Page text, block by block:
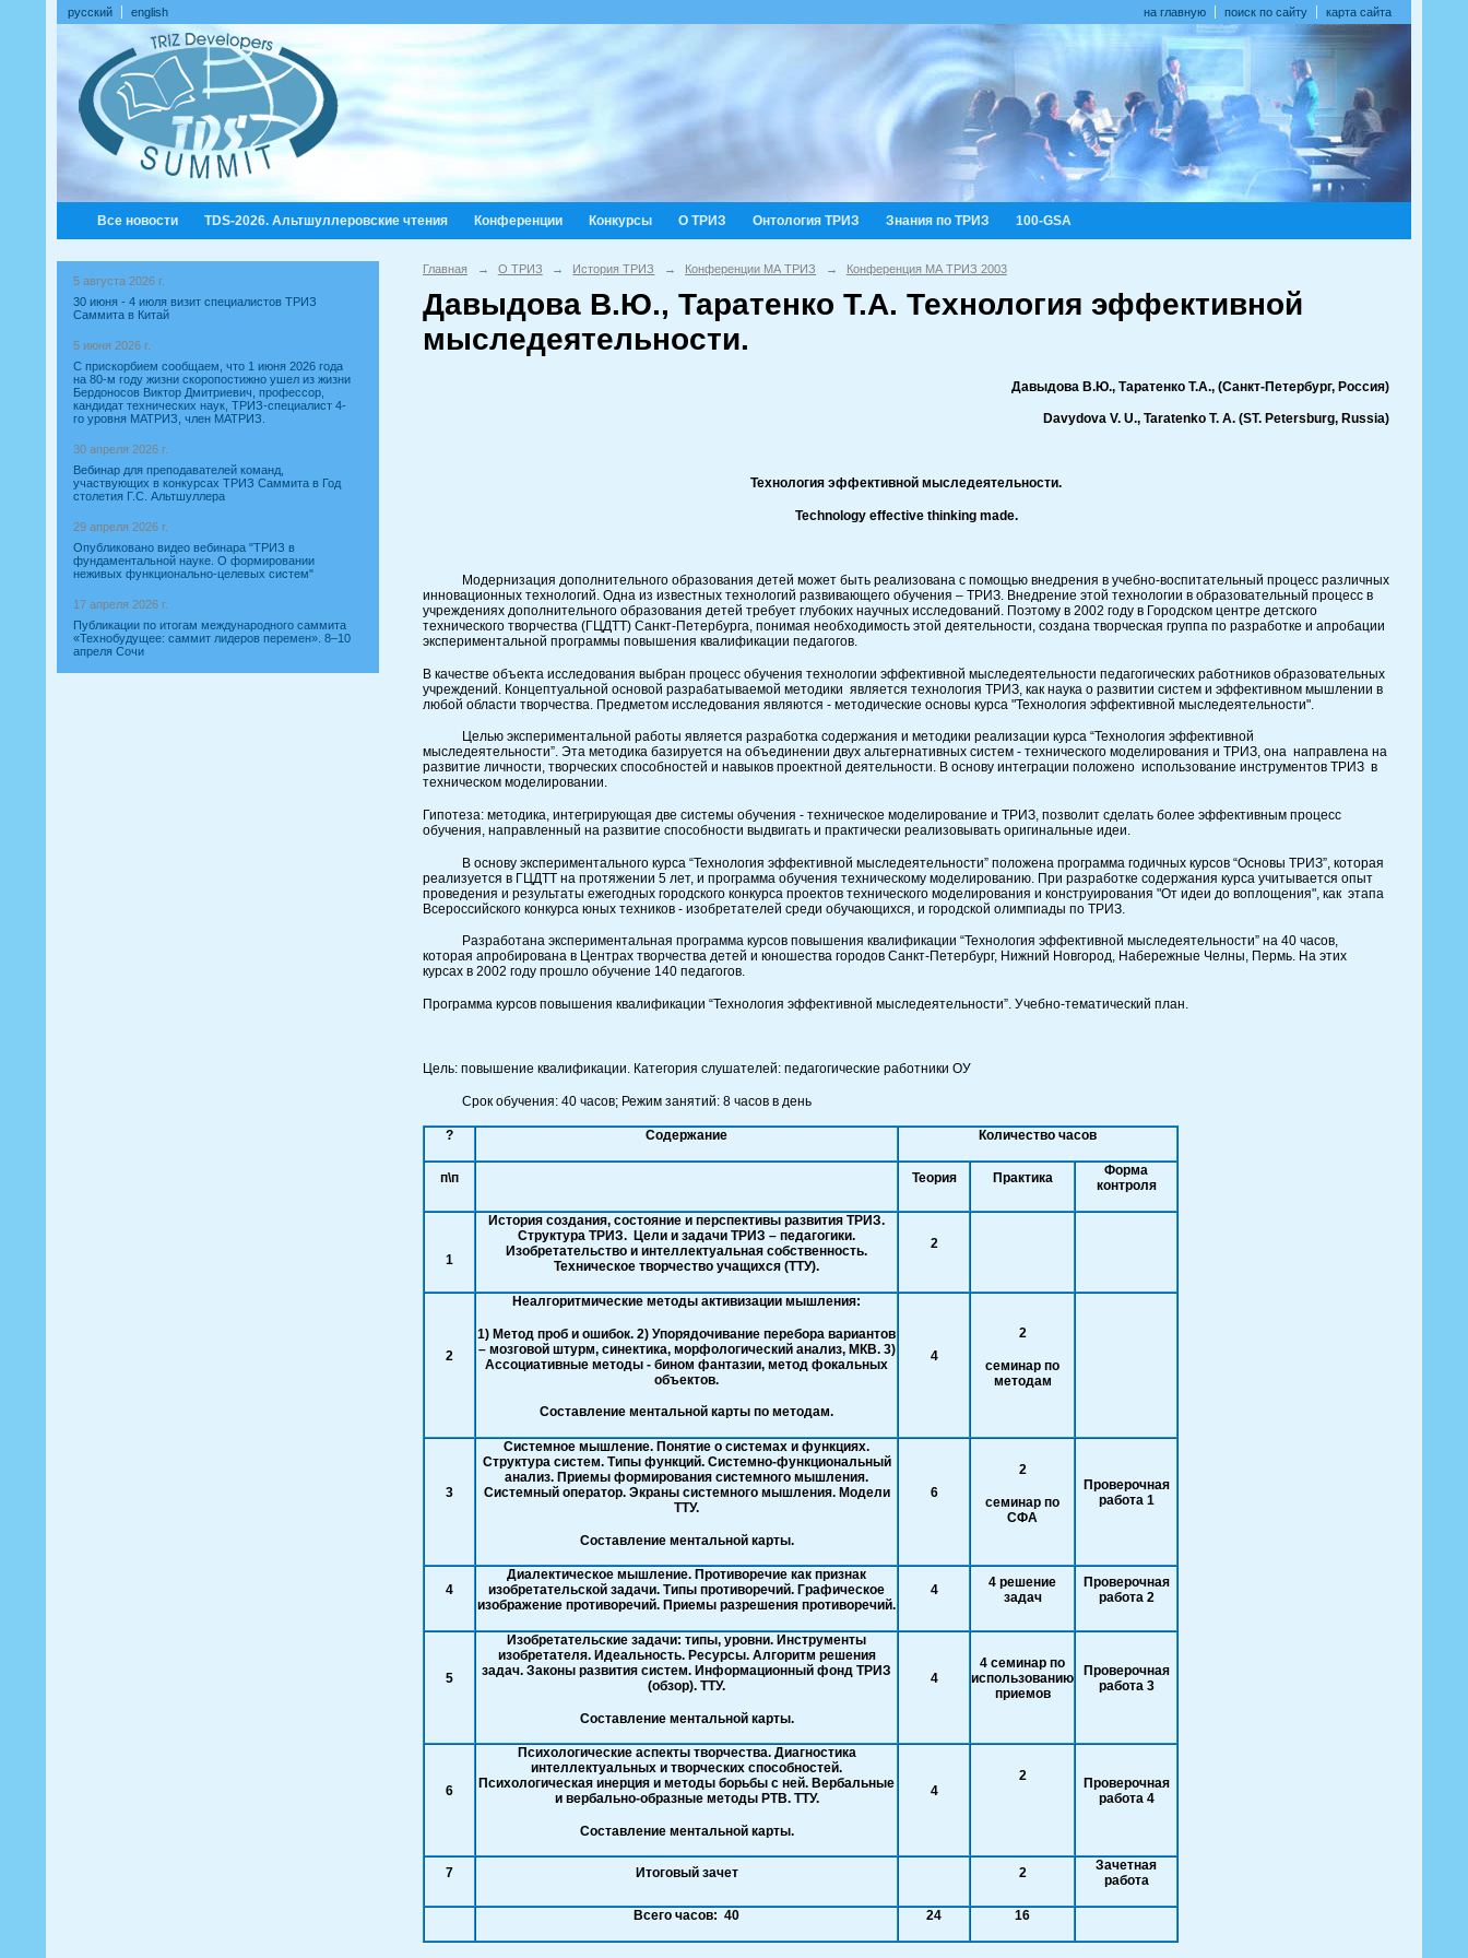
русский english на главную поиск по сайту карта сайта
Все новости TDS-2026. Альтшуллеровские чтения Конференции Конкурсы О ТРИЗ Онтология ТРИЗ Знания по ТРИЗ 100-GSA
5 августа 2026 г.
30 июня - 4 июля визит специалистов ТРИЗ
Саммита в Китай
5 июня 2026 г.
С прискорбием сообщаем, что 1 июня 2026 года
на 80-м году жизни скоропостижно ушел из жизни
Бердоносов Виктор Дмитриевич, профессор,
кандидат технических наук, ТРИЗ-специалист 4-
го уровня МАТРИЗ, член МАТРИЗ.
30 апреля 2026 г.
Вебинар для преподавателей команд,
участвующих в конкурсах ТРИЗ Саммита в Год
столетия Г.С. Альтшуллера
29 апреля 2026 г.
Опубликовано видео вебинара "ТРИЗ в
фундаментальной науке. О формировании
неживых функционально-целевых систем"
17 апреля 2026 г.
Публикации по итогам международного саммита
«Технобудущее: саммит лидеров перемен». 8–10
апреля Сочи
Главная → О ТРИЗ → История ТРИЗ → Конференции МА ТРИЗ → Конференция МА ТРИЗ 2003
Давыдова В.Ю., Таратенко Т.А. Технология эффективной
мыследеятельности.
Давыдова В.Ю., Таратенко Т.А., (Санкт-Петербург, Россия)
Davydova V. U., Taratenko T. A. (ST. Petersburg, Russia)
Технология эффективной мыследеятельности.
Technology effective thinking made.
Модернизация дополнительного образования детей может быть реализована с помощью внедрения в учебно-воспитательный процесс различных
инновационных технологий. Одна из известных технологий развивающего обучения – ТРИЗ. Внедрение этой технологии в образовательный процесс в
учреждениях дополнительного образования детей требует глубоких научных исследований. Поэтому в 2002 году в Городском центре детского
технического творчества (ГЦДТТ) Санкт-Петербурга, понимая необходимость этой деятельности, создана творческая группа по разработке и апробации
экспериментальной программы повышения квалификации педагогов.
В качестве объекта исследования выбран процесс обучения технологии эффективной мыследеятельности педагогических работников образовательных
учреждений. Концептуальной основой разрабатываемой методики является технология ТРИЗ, как наука о развитии систем и эффективном мышлении в
любой области творчества. Предметом исследования являются - методические основы курса "Технология эффективной мыследеятельности".
Целью экспериментальной работы является разработка содержания и методики реализации курса “Технология эффективной
мыследеятельности”. Эта методика базируется на объединении двух альтернативных систем - технического моделирования и ТРИЗ, она направлена на
развитие личности, творческих способностей и навыков проектной деятельности. В основу интеграции положено использование инструментов ТРИЗ в
техническом моделировании.
Гипотеза: методика, интегрирующая две системы обучения - техническое моделирование и ТРИЗ, позволит сделать более эффективным процесс
обучения, направленный на развитие способности выдвигать и практически реализовывать оригинальные идеи.
В основу экспериментального курса “Технология эффективной мыследеятельности” положена программа годичных курсов “Основы ТРИЗ”, которая
реализуется в ГЦДТТ на протяжении 5 лет, и программа обучения техническому моделированию. При разработке содержания курса учитывается опыт
проведения и результаты ежегодных городского конкурса проектов технического моделирования и конструирования "От идеи до воплощения", как этапа
Всероссийского конкурса юных техников - изобретателей среди обучающихся, и городской олимпиады по ТРИЗ.
Разработана экспериментальная программа курсов повышения квалификации “Технология эффективной мыследеятельности” на 40 часов,
которая апробирована в Центрах творчества детей и юношества городов Санкт-Петербург, Нижний Новгород, Набережные Челны, Пермь. На этих
курсах в 2002 году прошло обучение 140 педагогов.
Программа курсов повышения квалификации “Технология эффективной мыследеятельности”. Учебно-тематический план.
Цель: повышение квалификации. Категория слушателей: педагогические работники ОУ
Срок обучения: 40 часов; Режим занятий: 8 часов в день
? Содержание Количество часов
п\п Теория Практика
Форма
контроля
1
История создания, состояние и перспективы развития ТРИЗ.
Структура ТРИЗ. Цели и задачи ТРИЗ – педагогики.
Изобретательство и интеллектуальная собственность.
Техническое творчество учащихся (ТТУ).
2
2
Неалгоритмические методы активизации мышления:
1) Метод проб и ошибок. 2) Упорядочивание перебора вариантов
– мозговой штурм, синектика, морфологический анализ, МКВ. 3)
Ассоциативные методы - бином фантазии, метод фокальных
объектов.
Составление ментальной карты по методам.
4
2
семинар по
методам
3
Системное мышление. Понятие о системах и функциях.
Структура систем. Типы функций. Системно-функциональный
анализ. Приемы формирования системного мышления.
Системный оператор. Экраны системного мышления. Модели
ТТУ.
Составление ментальной карты.
6
2
семинар по
СФА
Проверочная
работа 1
4
Диалектическое мышление. Противоречие как признак
изобретательской задачи. Типы противоречий. Графическое
изображение противоречий. Приемы разрешения противоречий.
4
4 решение
задач
Проверочная
работа 2
5
Изобретательские задачи: типы, уровни. Инструменты
изобретателя. Идеальность. Ресурсы. Алгоритм решения
задач. Законы развития систем. Информационный фонд ТРИЗ
(обзор). ТТУ.
Составление ментальной карты.
4
4 семинар по
использованию
приемов
Проверочная
работа 3
6
Психологические аспекты творчества. Диагностика
интеллектуальных и творческих способностей.
Психологическая инерция и методы борьбы с ней. Вербальные
и вербально-образные методы РТВ. ТТУ.
Составление ментальной карты.
4
2
Проверочная
работа 4
7 Итоговый зачет 2
Зачетная
работа
Всего часов: 40 24 16